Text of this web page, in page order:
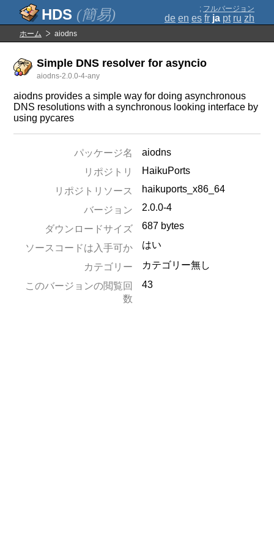
(簡易) ; フルバージョン
de en es fr ja pt ru zh
ホーム aiodns
Simple DNS resolver for asyncio
aiodns-2.0.0-4-any
aiodns provides a simple way for doing asynchronous
DNS resolutions with a synchronous looking interface by
using pycares
パッケージ名
aiodns
リポジトリ
HaikuPorts
リポジトリソース
haikuports_x86_64
バージョン
2.0.0-4
ダウンロードサイズ 687 bytes
ソースコードは入手可か はい
カテゴリー
カテゴリー無し
このバージョンの閲覧回
数
43